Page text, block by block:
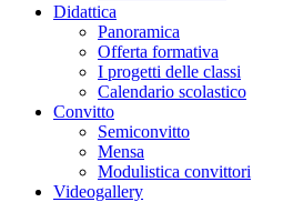
Didattica
Panoramica
Offerta formativa
I progetti delle classi
Calendario scolastico
Convitto
Semiconvitto
Mensa
Modulistica convittori
Videogallery